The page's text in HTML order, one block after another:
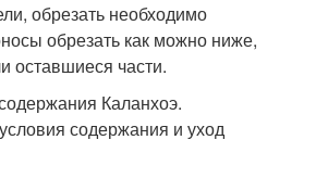
обрезать необходимо
обрезать как можно ниже,
оставшиеся части.